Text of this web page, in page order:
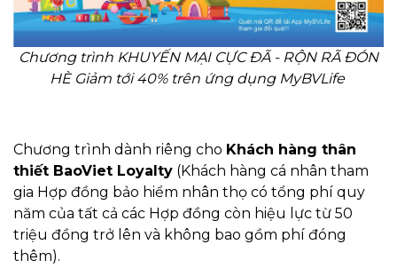
Chương trình KHUYẾN MẠI CỰC ĐÃ - RỘN RÃ ĐÓN
HÈ Giảm tới 40% trên ứng dụng MyBVLife
Chương trình dành riêng cho Khách hàng thân
thiết BaoViet Loyalty (Khách hàng cá nhân tham
gia Hợp đồng bảo hiểm nhân thọ có tổng phí quy
năm của tất cả các Hợp đồng còn hiệu lực từ 50
triệu đồng trở lên và không bao gồm phí đóng
thêm).